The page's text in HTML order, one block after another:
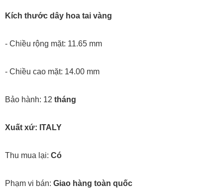
Kích thước dây hoa tai vàng
- Chiều rộng mặt: 11.65 mm
- Chiều cao mặt: 14.00 mm
Bảo hành: 12 tháng
Xuất xứ: ITALY
Thu mua lại: Có
Phạm vi bán: Giao hàng toàn quốc